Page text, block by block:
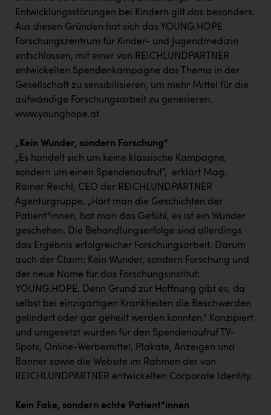
Resch&Frisch
RUBBLE MASTER
Ruderclub Wels
SCRI - Salzburg Cancer Research Institute
SCHMACHTL GmbH
Seher + Partner
Smurfit Westrock Nettingsdorf
TCL
TRAILOMAT & Cycling Austria
VERITAS
Vier Diamanten
Vorlagenportal
Wir besiegen Krebs
Wirtschaftskammer OÖ
ZGONC
ZULuft - Zukunft Luft Austria
Entwicklungsstörungen bei Kindern gilt das besonders.
Aus diesen Gründen hat sich das YOUNG.HOPE
Forschungszentrum für Kinder- und Jugendmedizin
entschlossen, mit einer von REICHLUNDPARTNER
entwickelten Spendenkampagne das Thema in der
Gesellschaft zu sensibilisieren, um mehr Mittel für die
aufwändige Forschungsarbeit zu generieren.
www.younghope.at
„Kein Wunder, sondern Forschung“
„Es handelt sich um keine klassische Kampagne,
sondern um einen Spendenaufruf“, erklärt Mag.
Rainer Reichl, CEO der REICHLUNDPARTNER
Agenturgruppe. „Hört man die Geschichten der
Patient*innen, hat man das Gefühl, es ist ein Wunder
geschehen. Die Behandlungserfolge sind allerdings
das Ergebnis erfolgreicher Forschungsarbeit. Darum
auch der Claim: Kein Wunder, sondern Forschung und
der neue Name für das Forschungsinstitut:
YOUNG.HOPE. Denn Grund zur Hoffnung gibt es, da
selbst bei einzigartigen Krankheiten die Beschwerden
gelindert oder gar geheilt werden konnten.“ Konzipiert
und umgesetzt wurden für den Spendenaufruf TV-
Spots, Online-Werbemittel, Plakate, Anzeigen und
Banner sowie die Website im Rahmen der von
REICHLUNDPARTNER entwickelten Corporate Identity.
Kein Fake, sondern echte Patient*innen